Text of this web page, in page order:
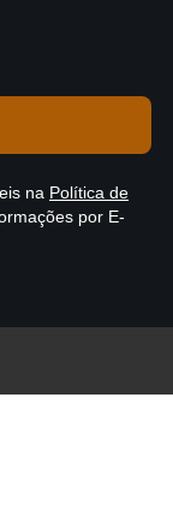
na Política de
por E-